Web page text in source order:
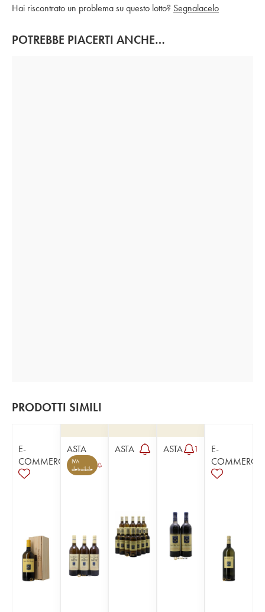
Hai riscontrato un problema su questo lotto? Segnalacelo
POTREBBE PIACERTI ANCHE…
PRODOTTI SIMILI
E-
COMMERCE
ASTA
IVA
detraibile
ASTA ASTA 1
E-
COMMERCE